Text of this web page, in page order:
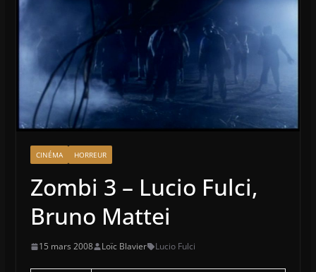
CINÉMA HORREUR
Zombi 3 – Lucio Fulci,
Bruno Mattei
15 mars 2008 Loïc Blavier Lucio Fulci